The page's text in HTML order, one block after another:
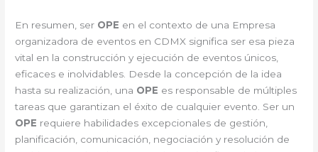
En resumen, ser OPE en el contexto de una Empresa
organizadora de eventos en CDMX significa ser esa pieza
vital en la construcción y ejecución de eventos únicos,
eficaces e inolvidables. Desde la concepción de la idea
hasta su realización, una OPE es responsable de múltiples
tareas que garantizan el éxito de cualquier evento. Ser un
OPE requiere habilidades excepcionales de gestión,
planificación, comunicación, negociación y resolución de